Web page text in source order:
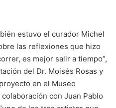
estuvo el curador Michel
las reflexiones que hizo
es mejor salir a tiempo”,
del Dr. Moisés Rosas y
en el Museo
con Juan Pablo